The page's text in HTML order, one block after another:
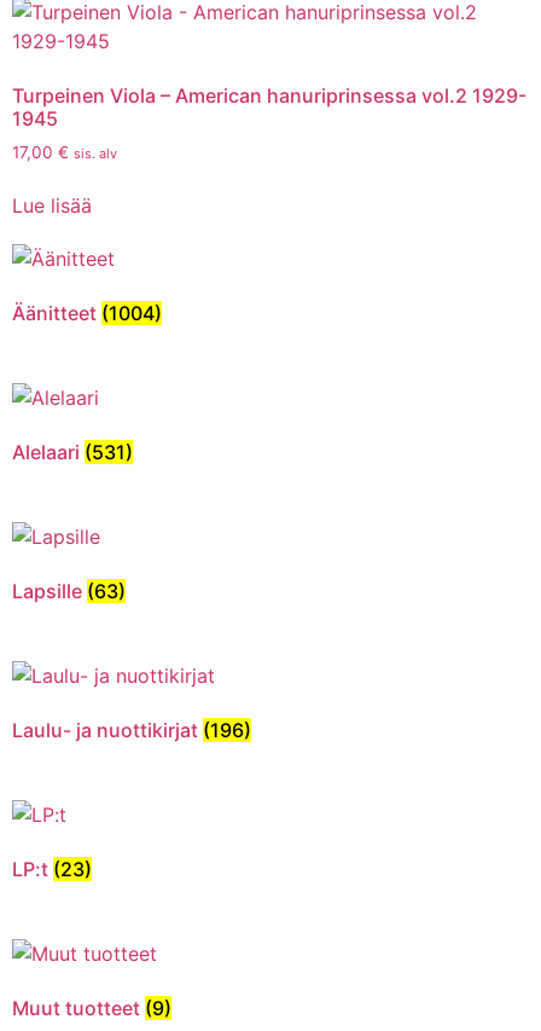
Turpeinen Viola – American hanuriprinsessa vol.2 1929-
1945
17,00 € sis. alv
Lue lisää
Äänitteet (1004)
Alelaari (531)
Lapsille (63)
Laulu- ja nuottikirjat (196)
LP:t (23)
Muut tuotteet (9)